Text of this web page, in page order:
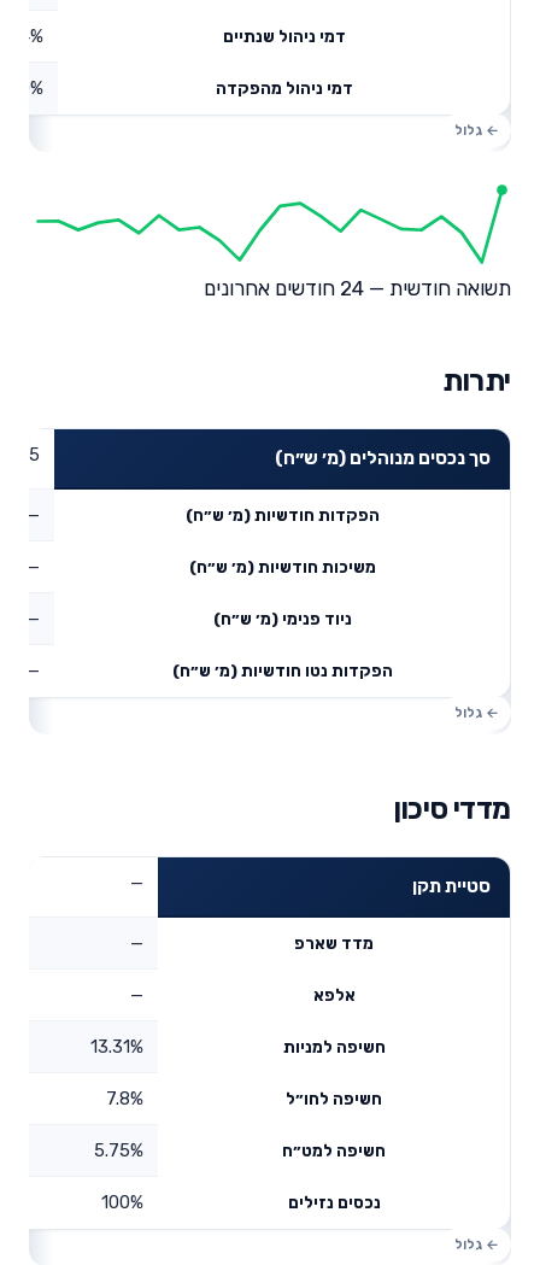
דמי ניהול שנתיים
דמי ניהול מהפקדה 0%
תשואה חודשית — 24 חודשים אחרונים
יתרות
סך נכסים מנוהלים (מ׳ ש״ח)
הפקדות חודשיות (מ׳ ש״ח) —
משיכות חודשיות (מ׳ ש״ח) —
ניוד פנימי (מ׳ ש״ח) —
הפקדות נטו חודשיות (מ׳ ש״ח) —
מדדי סיכון
סטיית תקן —
מדד שארפ —
אלפא —
חשיפה למניות 13.31%
חשיפה לחו״ל 7.8%
חשיפה למט״ח 5.75%
נכסים נזילים 100%